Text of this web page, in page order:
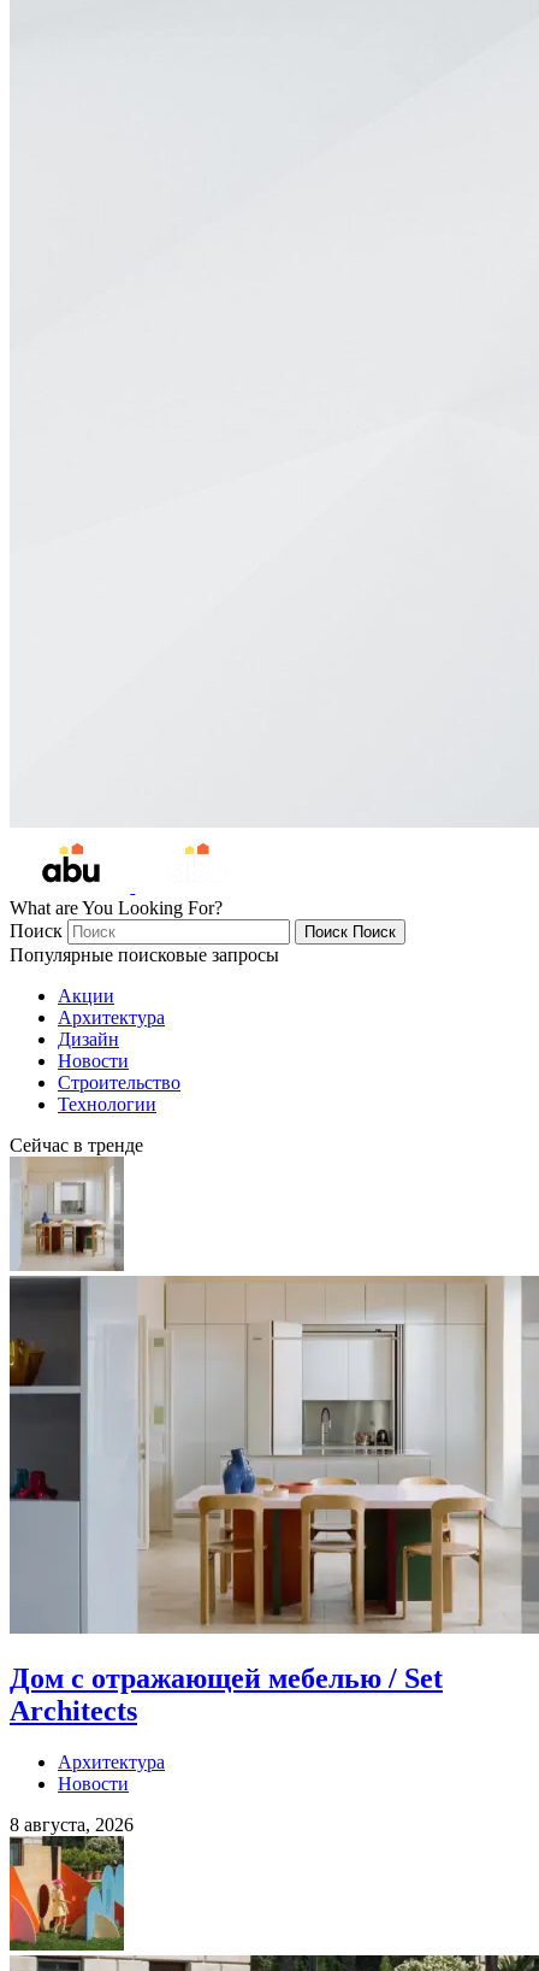
What are You Looking For?
Поиск
Поиск Поиск
Популярные поисковые запросы
Акции
Архитектура
Дизайн
Новости
Строительство
Технологии
Сейчас в тренде
Дом с отражающей мебелью / Set
Architects
Архитектура
Новости
8 августа, 2026